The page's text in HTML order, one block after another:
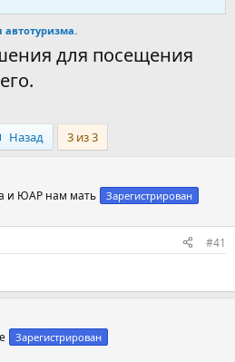
для посещения
Назад 3 из 3
и ЮАР нам мать Зарегистрирован
#41
Зарегистрирован